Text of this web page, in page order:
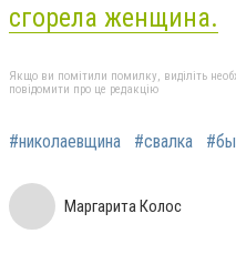
сгорела женщина.
Якщо ви помітили помилку, виділіть
повідомити про це редакцію
#николаевщина #свалка
Маргарита Колос